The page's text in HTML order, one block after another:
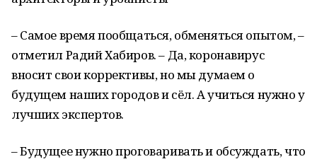
– Самое время пообщаться, обменяться опытом, –
отметил Радий Хабиров. – Да, коронавирус
вносит свои коррективы, но мы думаем о
будущем наших городов и сёл. А учиться нужно у
лучших экспертов.
– Будущее нужно проговаривать и обсуждать, что